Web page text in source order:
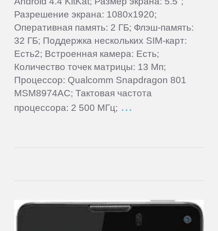
Разрешение экрана: 1080x1920;
Оперативная память: 2 ГБ; Флэш-память:
32 ГБ; Поддержка нескольких SIM-карт:
Есть2; Встроенная камера: Есть;
Количество точек матрицы: 13 Мп;
Процессор: Qualcomm Snapdragon 801
MSM8974AC; Тактовая частота
процессора: 2 500 МГц;
Rugtel
Runbo
Samsung
Senseit
Sony